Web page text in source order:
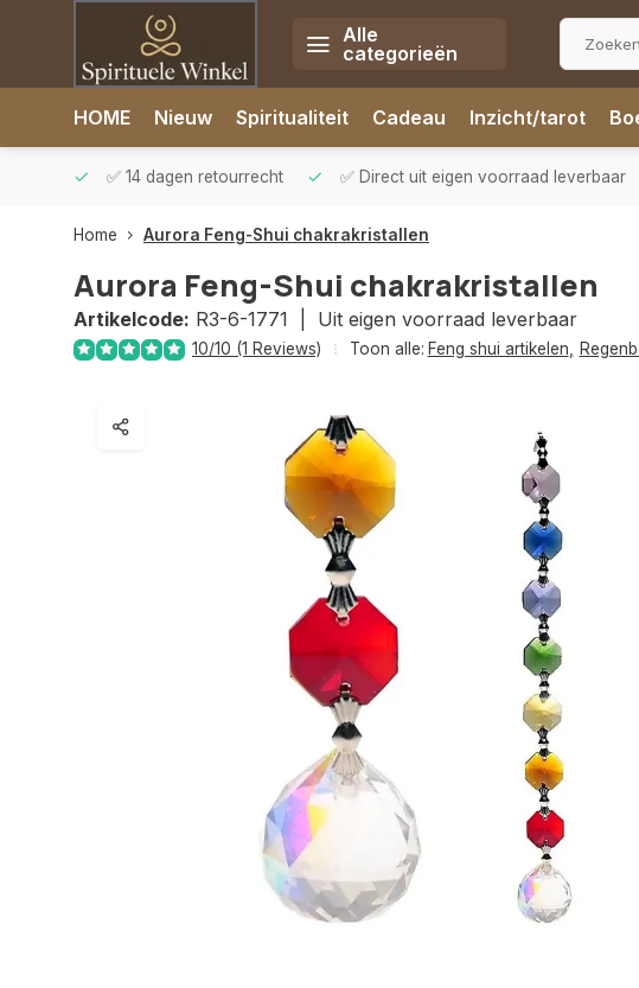
Alle
categorieën
HOME Nieuw Spiritualiteit Cadeau Inzicht/tarot
✅ 14 dagen retourrecht ✅ Direct uit eigen voorraad leverbaar
Home Aurora Feng-Shui chakrakristallen
Aurora Feng-Shui chakrakristallen
Artikelcode: R3-6-1771 | Uit eigen voorraad leverbaar
10/10 (1 Reviews) Toon alle: Feng shui artikelen